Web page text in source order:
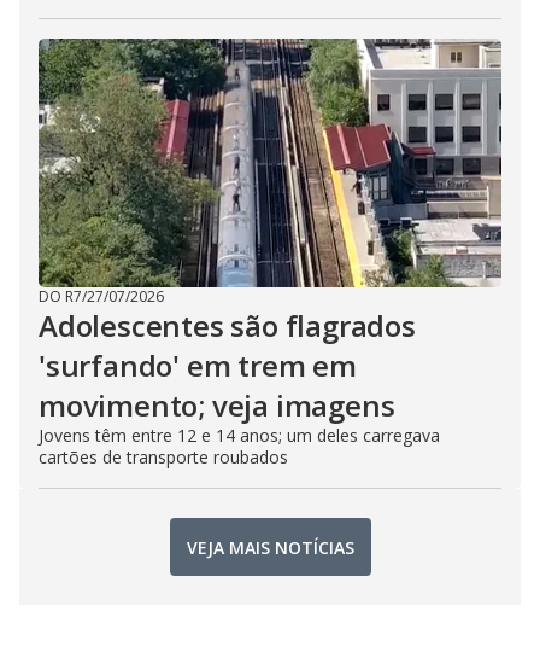
DO R7/27/07/2026
Adolescentes são flagrados
'surfando' em trem em
movimento; veja imagens
Jovens têm entre 12 e 14 anos; um deles carregava
cartões de transporte roubados
VEJA MAIS NOTÍCIAS